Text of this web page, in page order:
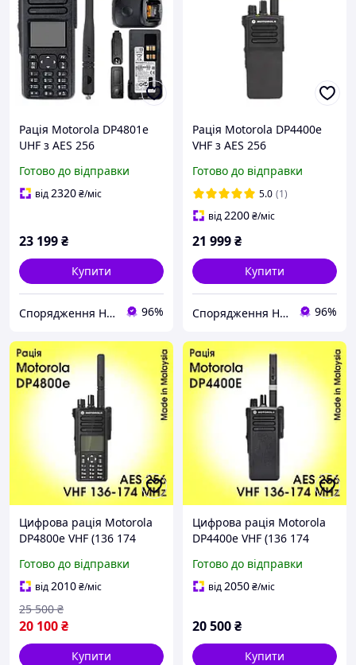
Рація Motorola DP4801e
UHF з AES 256
цифрова, портативна
Готово до відправки
від2320₴/міс
23 199₴
Купити
Спорядження Hazardous 96%
Рація Motorola DP4400e
VHF з AES 256
цифрова, портативна
Готово до відправки
5.0 (1)
від2200₴/міс
21 999₴
Купити
Спорядження Hazardous 96%
Цифрова рація Motorola
DP4800e VHF (136 174
GPS Bluetooth Wi-Fi DMR
Готово до відправки
від2010₴/міс
20 100₴
25 500 ₴
Купити
Цифрова рація Motorola
DP4400e VHF (136 174
Bluetooth Wi-Fi DMR
Готово до відправки
від2050₴/міс
20 500₴
Купити